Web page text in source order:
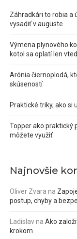
Záhradkári to robia a
vysadiť v auguste
Výmena plynového
kotol sa oplatí len
Arónia čiernoplodá,
skúseností
Praktické triky, ako si
Topper ako praktický
môžete využiť
Najnovšie
Oliver Zvara na
postup, chyby a
Ladislavna Ako
krokom